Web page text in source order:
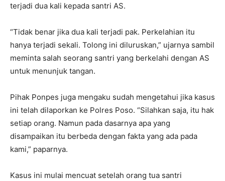
terjadi dua kali kepada santri AS.
“Tidak benar jika dua kali terjadi pak. Perkelahian itu
hanya terjadi sekali. Tolong ini diluruskan,” ujarnya sambil
meminta salah seorang santri yang berkelahi dengan AS
untuk menunjuk tangan.
Pihak Ponpes juga mengaku sudah mengetahui jika kasus
ini telah dilaporkan ke Polres Poso. “Silahkan saja, itu hak
setiap orang. Namun pada dasarnya apa yang
disampaikan itu berbeda dengan fakta yang ada pada
kami,” paparnya.
Kasus ini mulai mencuat setelah orang tua santri